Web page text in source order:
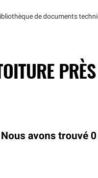
de documents
PRÈS
Nous avons trouvé